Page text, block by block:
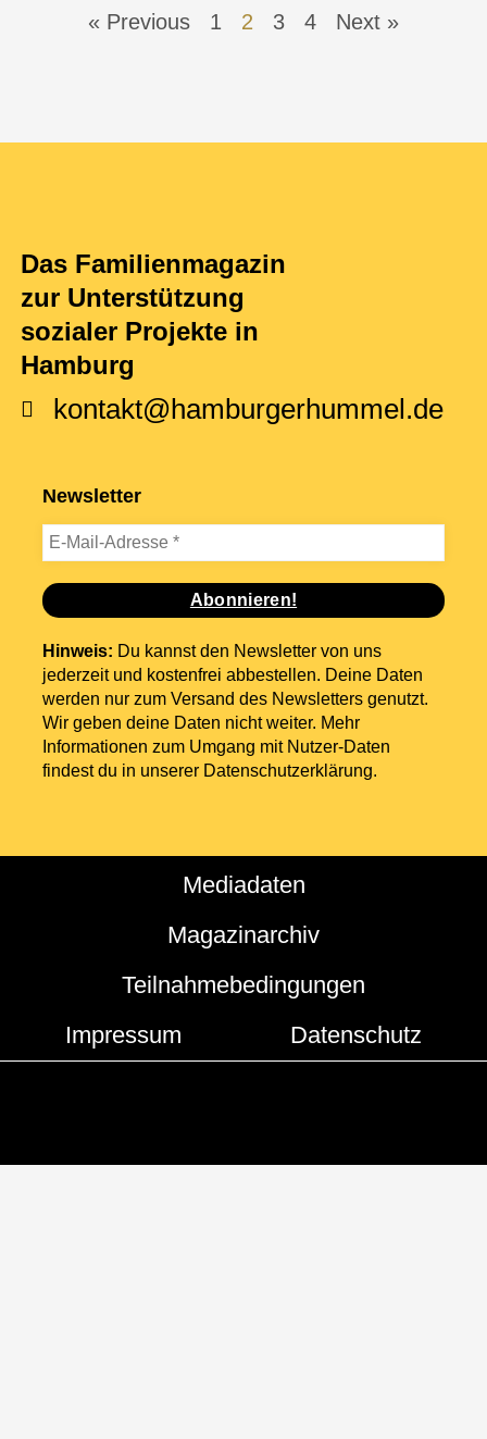
« Previous 1 2 3 4 Next »
Das Familienmagazin
zur Unterstützung
sozialer Projekte in
Hamburg
kontakt@hamburgerhummel.de
Newsletter
Hinweis: Du kannst den Newsletter von uns
jederzeit und kostenfrei abbestellen. Deine Daten
werden nur zum Versand des Newsletters genutzt.
Wir geben deine Daten nicht weiter. Mehr
Informationen zum Umgang mit Nutzer-Daten
findest du in unserer Datenschutzerklärung.
Mediadaten
Magazinarchiv
Teilnahmebedingungen
Impressum
Datenschutz